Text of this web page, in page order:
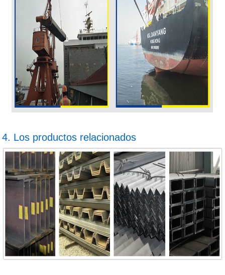
4. Los productos relacionados